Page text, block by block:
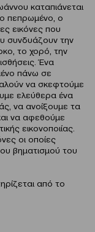
καταπιάνεται
πεπρωμένο, ο
εικόνες που
συνδυάζουν την
το χορό, την
Ένα
πάνω σε
να σκεφτούμε
ελεύθερα ένα
να ανοίξουμε τα
να αφεθούμε
εικονοποιίας.
οι οποίες
βηματισμού του
από το